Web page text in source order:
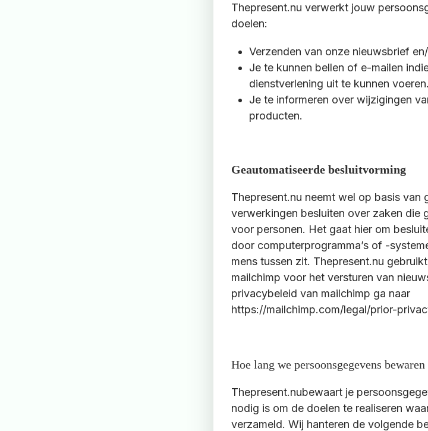
Thepresent.nu verwerkt jouw
doelen:
Verzenden van onze nieuwsbrief
Je te kunnen bellen of e-mailen
dienstverlening uit te kunnen voeren.
Je te informeren over wijzigingen
producten.
Geautomatiseerde besluitvorming
Thepresent.nu neemt wel op basis van
verwerkingen besluiten over zaken die
voor personen. Het gaat hier om
door computerprogramma’s of -
mens tussen zit. Thepresent.nu
mailchimp voor het versturen van
privacybeleid van mailchimp ga naar
https://mailchimp.com/legal/prior-
Hoe lang we persoonsgegevens bewaren
Thepresent.nubewaart je
nodig is om de doelen te realiseren
verzameld. Wij hanteren de volgende